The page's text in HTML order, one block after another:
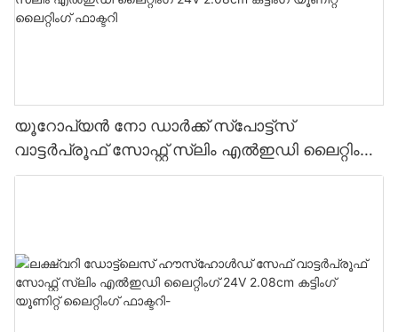
യൂറോപ്യൻ നോ ഡാർക്ക് സ്പോട്ട്സ്
വാട്ടർപ്രൂഫ് സോഫ്റ്റ് സ്ലിം എൽഇഡി ലൈറ്റിംഗ്
24V 2.08cm കട്ടിംഗ് യൂണിറ്റ് ലൈറ്റിംഗ് ഫാക്ടറി